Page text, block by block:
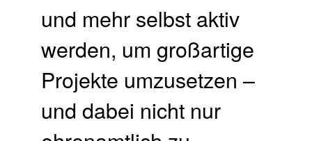
und mehr selbst aktiv
werden, um großartige
Projekte umzusetzen –
und dabei nicht nur